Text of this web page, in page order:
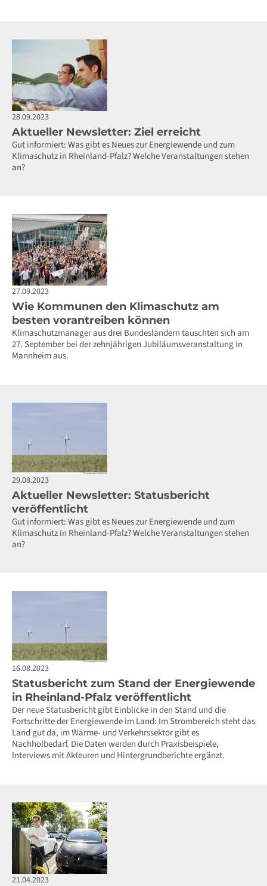
28.09.2023
Aktueller Newsletter: Ziel erreicht
Gut informiert: Was gibt es Neues zur Energiewende und zum
Klimaschutz in Rheinland-Pfalz? Welche Veranstaltungen stehen
an?
27.09.2023
Wie Kommunen den Klimaschutz am
besten vorantreiben können
Klimaschutzmanager aus drei Bundesländern tauschten sich am
27. September bei der zehnjährigen Jubiläumsveranstaltung in
Mannheim aus.
29.08.2023
Aktueller Newsletter: Statusbericht
veröffentlicht
Gut informiert: Was gibt es Neues zur Energiewende und zum
Klimaschutz in Rheinland-Pfalz? Welche Veranstaltungen stehen
an?
16.08.2023
Statusbericht zum Stand der Energiewende
in Rheinland-Pfalz veröffentlicht
Der neue Statusbericht gibt Einblicke in den Stand und die
Fortschritte der Energiewende im Land: Im Strombereich steht das
Land gut da, im Wärme- und Verkehrssektor gibt es
Nachholbedarf. Die Daten werden durch Praxisbeispiele,
Interviews mit Akteuren und Hintergrundberichte ergänzt.
21.04.2023